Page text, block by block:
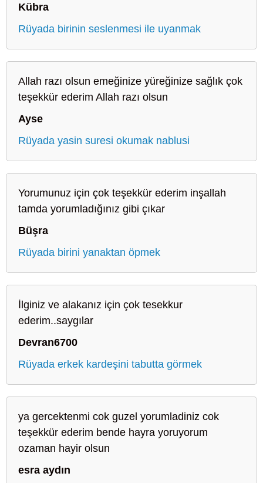
Kübra
Rüyada birinin seslenmesi ile uyanmak
Allah razı olsun emeğinize yüreğinize sağlık çok
teşekkür ederim Allah razı olsun
Ayse
Rüyada yasin suresi okumak nablusi
Yorumunuz için çok teşekkür ederim inşallah
tamda yorumladığınız gibi çıkar
Büşra
Rüyada birini yanaktan öpmek
İlginiz ve alakanız için çok tesekkur
ederim..saygılar
Devran6700
Rüyada erkek kardeşini tabutta görmek
ya gercektenmi cok guzel yorumladiniz cok
teşekkür ederim bende hayra yoruyorum
ozaman hayir olsun
esra aydın